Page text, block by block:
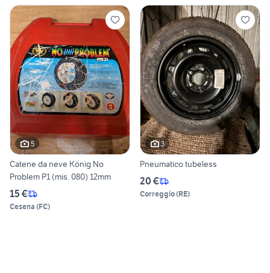
5
Catene da neve König No
Problem P1 (mis. 080) 12mm
15 €
Cesena (FC)
3
Pneumatico tubeless
20 €
Correggio(RE)